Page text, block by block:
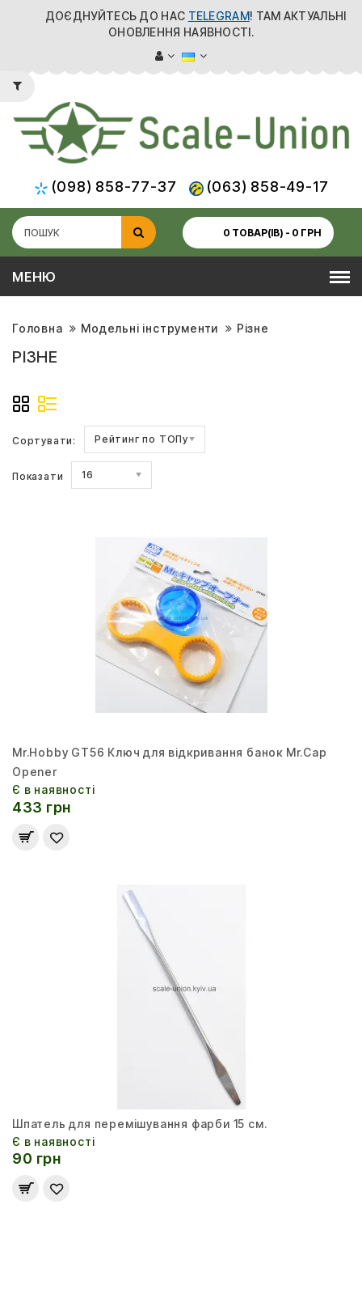
ДОЄДНУЙТЕСЬ ДО НАС TELEGRAM! ТАМ АКТУАЛЬНІ
ОНОВЛЕННЯ НАЯВНОСТІ.
(098) 858-77-37 (063) 858-49-17
0 ТОВАР(ІВ) - 0 ГРН
МЕНЮ
Головна Модельні інструменти Різне
РІЗНЕ
Сортувати: Рейтинг по ТОПу
Показати 16
Mr.Hobby GT56 Ключ для відкривання банок Mr.Cap
Opener
Є в наявності
433 грн
Шпатель для перемішування фарби 15 см.
Є в наявності
90 грн